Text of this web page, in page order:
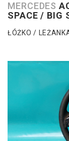
MERCEDES
SPACE / BIG
ŁÓŻKO /